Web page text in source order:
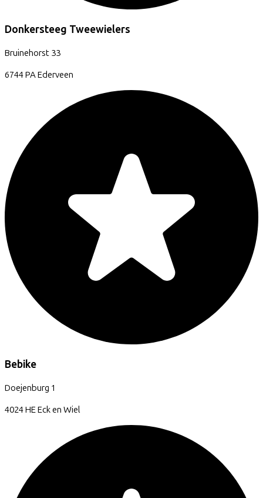
Donkersteeg Tweewielers
Bruinehorst 33
6744 PAEderveen
Bebike
Doejenburg 1
4024 HEEck en Wiel